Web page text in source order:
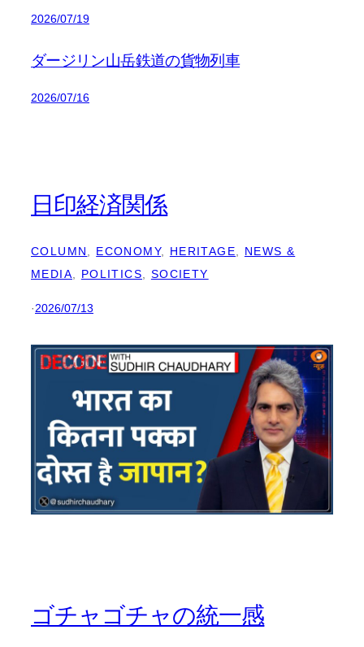
2026/07/19
ダージリン山岳鉄道の貨物列車
2026/07/16
日印経済関係
COLUMN, ECONOMY, HERITAGE, NEWS &
MEDIA, POLITICS, SOCIETY
·2026/07/13
ゴチャゴチャの統一感